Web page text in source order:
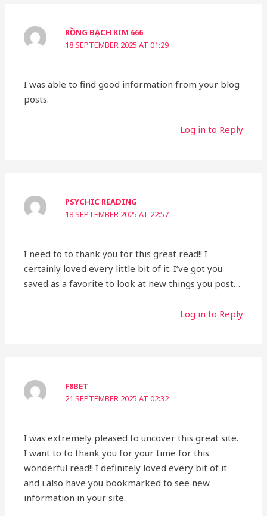
RỒNG BẠCH KIM 666
18 SEPTEMBER 2025 AT 01:29
I was able to find good information from your blog
posts.
Log in to Reply
PSYCHIC READING
18 SEPTEMBER 2025 AT 22:57
I need to to thank you for this great read!! I
certainly loved every little bit of it. I’ve got you
saved as a favorite to look at new things you post…
Log in to Reply
F8BET
21 SEPTEMBER 2025 AT 02:32
I was extremely pleased to uncover this great site.
I want to to thank you for your time for this
wonderful read!! I definitely loved every bit of it
and i also have you bookmarked to see new
information in your site.